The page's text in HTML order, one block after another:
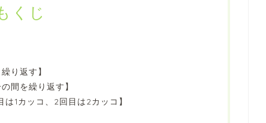
くじ
り返す】
間を繰り返す】
1カッコ、2回目は2カッコ】